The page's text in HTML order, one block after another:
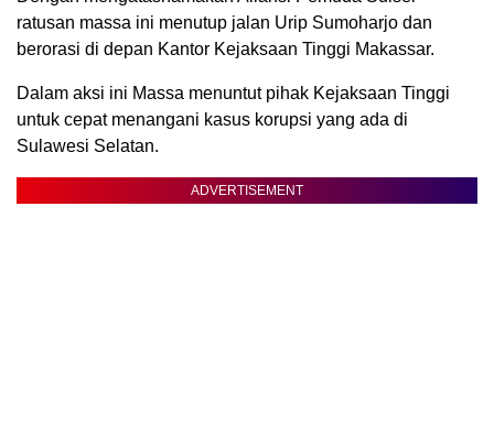
ratusan massa ini menutup jalan Urip Sumoharjo dan
berorasi di depan Kantor Kejaksaan Tinggi Makassar.
Dalam aksi ini Massa menuntut pihak Kejaksaan Tinggi
untuk cepat menangani kasus korupsi yang ada di
Sulawesi Selatan.
ADVERTISEMENT